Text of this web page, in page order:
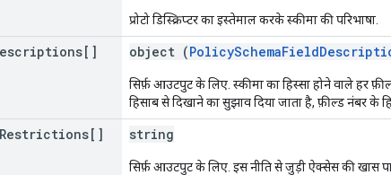
प्रोटो डिस्क्रिप्टर का इस्तेमाल करके स्कीमा की परिभाषा.
object (
सिर्फ़ आउटपुट के लिए. स्कीमा का हिस्सा होने वाले हर
हिसाब से दिखाने का सुझाव दिया जाता है, फ़ील्ड नंबर के
Restrictions[] string
सिर्फ़ आउटपुट के लिए. इस नीति से जुड़ी ऐक्सेस की खास